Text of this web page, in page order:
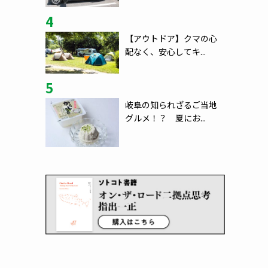
4
【アウトドア】クマの心
配なく、安心してキ...
5
岐阜の知られざるご当地
グルメ！？ 夏にお...